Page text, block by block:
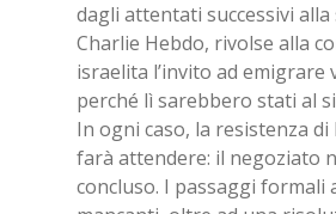
dagli attentati successivi
Charlie Hebdo, rivolse alla
israelita l’invito ad emigrare
perché lì sarebbero stati al
In ogni caso, la resistenza
farà attendere: il negoziato
concluso. I passaggi formali